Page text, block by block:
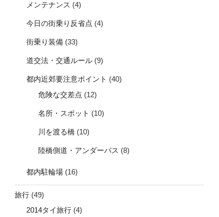
メンテナンス (4)
今日の街乗り反省点 (4)
街乗り装備 (33)
道交法・交通ルール (9)
都内近郊要注意ポイント (40)
危険な交差点 (12)
名所・スポット (10)
川を渡る橋 (10)
陸橋側道・アンダーパス (8)
都内駐輪場 (16)
旅行 (49)
2014タイ旅行 (4)